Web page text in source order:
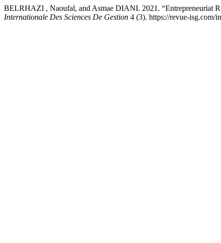
BELRHAZI , Naoufal, and Asmae DIANI. 2021. “Entrepreneuriat
Internationale Des Sciences De Gestion 4 (3). https://revue-isg.com/